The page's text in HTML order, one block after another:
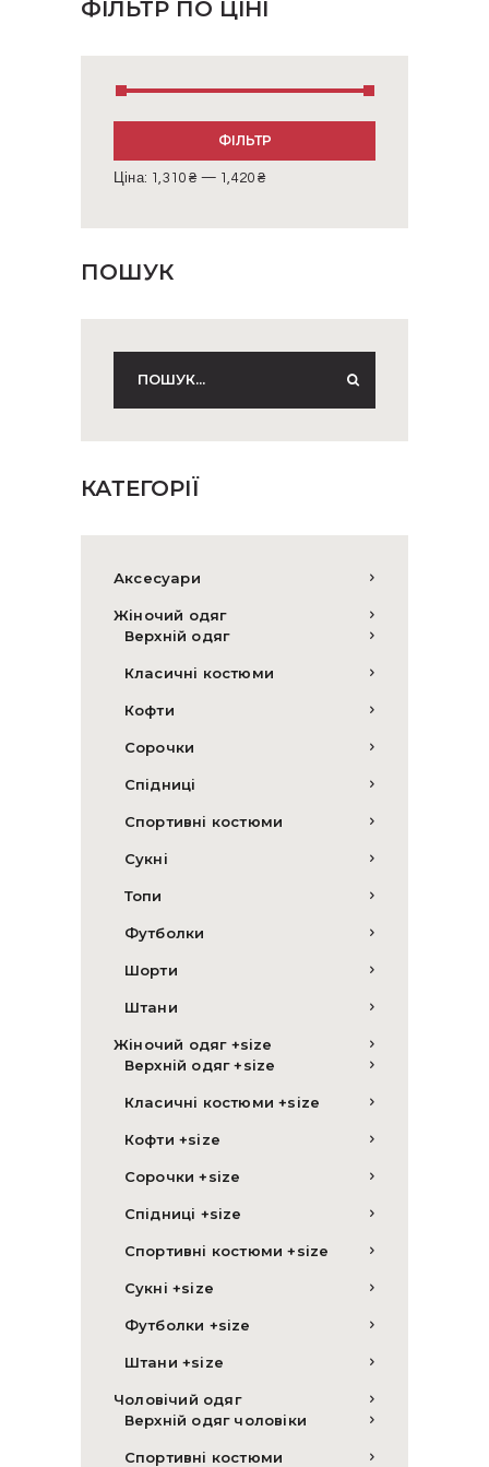
ФІЛЬТР ПО ЦІНІ
ціна
ціна
ФІЛЬТР
Ціна: 1,310 ₴— 1,420 ₴
ПОШУК
КАТЕГОРІЇ
Аксесуари
Жіночий одяг
Верхній одяг
Класичні костюми
Кофти
Сорочки
Спідниці
Спортивні костюми
Сукні
Топи
Футболки
Шорти
Штани
Жіночий одяг +size
Верхній одяг +size
Класичні костюми +size
Кофти +size
Сорочки +size
Спідниці +size
Спортивні костюми +size
Сукні +size
Футболки +size
Штани +size
Чоловічий одяг
Верхній одяг чоловіки
Спортивні костюми